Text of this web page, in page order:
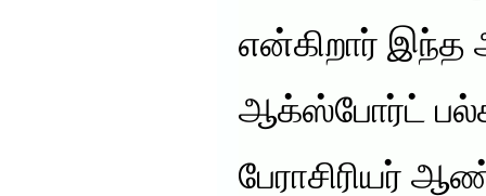
என்கிறார் இந்த
ஆக்ஸ்போர்ட்
பேராசிரியர்